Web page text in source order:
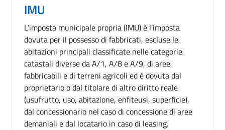
IMU
L’imposta municipale propria (IMU) è l’imposta
dovuta per il possesso di fabbricati, escluse le
abitazioni principali classificate nelle categorie
catastali diverse da A/1, A/8 e A/9, di aree
fabbricabili e di terreni agricoli ed è dovuta dal
proprietario o dal titolare di altro diritto reale
(usufrutto, uso, abitazione, enfiteusi, superficie),
dal concessionario nel caso di concessione di aree
demaniali e dal locatario in caso di leasing.